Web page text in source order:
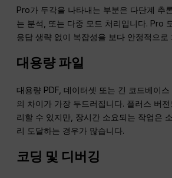
Pro가 두각을 나타내는 부분은 다단계 추
는 분석, 또는 다중 모드 처리입니다. Pro
응답 생략 없이 복잡성을 보다 안정적으로
대용량 파일
대용량 PDF, 데이터셋 또는 긴 코드베이
의 차이가 가장 두드러집니다. 플러스 버
리할 수 있지만, 장시간 소요되는 작업은
리 도달하는 경우가 많습니다.
코딩 및 디버깅